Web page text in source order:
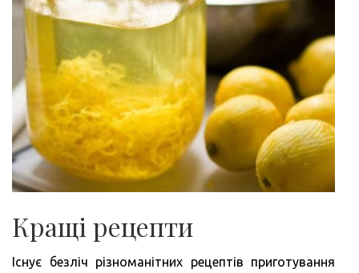
Кращі рецепти
Існує безліч різноманітних рецептів приготування